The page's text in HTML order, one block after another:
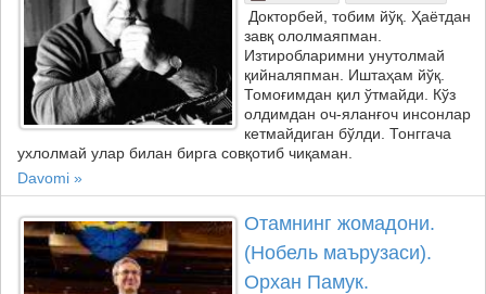
Докторбей, тобим йўқ. Ҳаётдан
завқ ололмаяпман.
Изтиробларимни унутолмай
қийналяпман. Иштаҳам йўқ.
Томоғимдан қил ўтмайди. Кўз
олдимдан оч-яланғоч инсонлар
кетмайдиган бўлди. Тонггача
ухлолмай улар билан бирга совқотиб чиқаман.
Davomi »
Отамнинг жомадони.
(Нобель маърузаси).
Орхан Памук.